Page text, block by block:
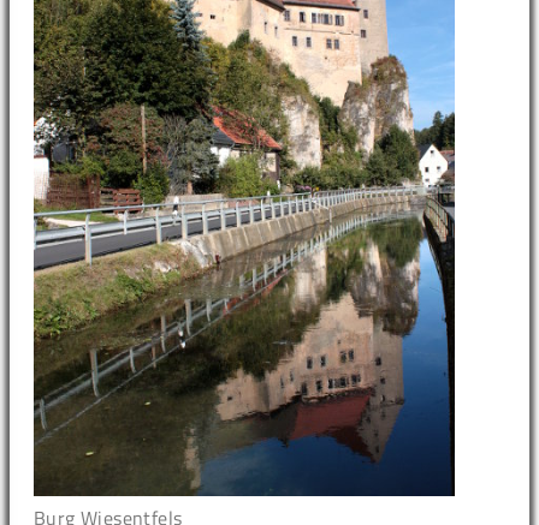
Burg Wiesentfels